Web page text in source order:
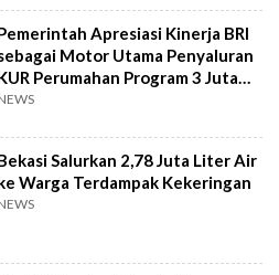
Apresiasi Kinerja BRI
Motor Utama Penyaluran
Perumahan Program 3 Juta
Salurkan 2,78 Juta Liter Air
Warga Terdampak Kekeringan